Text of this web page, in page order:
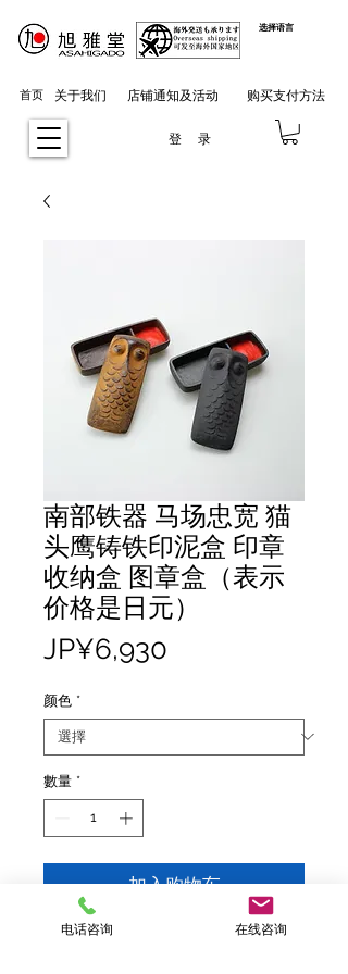
登 录
选择语言
首页 关于我们 店铺通知及活动 购买支付方法
南部铁器 马场忠宽 猫
头鹰铸铁印泥盒 印章
收纳盒 图章盒（表示
价格是日元）
JP¥6,930
颜色 *
數量 *
加入购物车
电话咨询 在线咨询